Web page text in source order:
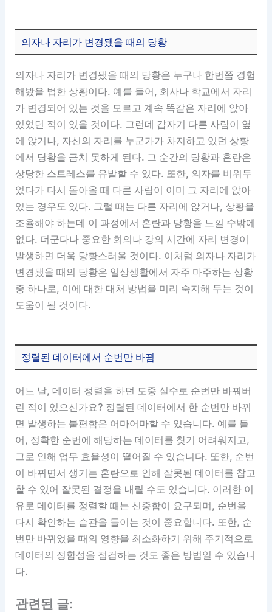
의자나 자리가 변경됐을 때의 당황
의자나 자리가 변경됐을 때의 당황은 누구나 한번쯤 경험
해봤을 법한 상황이다. 예를 들어, 회사나 학교에서 자리
가 변경되어 있는 것을 모르고 계속 똑같은 자리에 앉아
있었던 적이 있을 것이다. 그런데 갑자기 다른 사람이 옆
에 앉거나, 자신의 자리를 누군가가 차지하고 있던 상황
에서 당황을 금치 못하게 된다. 그 순간의 당황과 혼란은
상당한 스트레스를 유발할 수 있다. 또한, 의자를 비워두
었다가 다시 돌아올 때 다른 사람이 이미 그 자리에 앉아
있는 경우도 있다. 그럴 때는 다른 자리에 앉거나, 상황을
조율해야 하는데 이 과정에서 혼란과 당황을 느낄 수밖에
없다. 더군다나 중요한 회의나 강의 시간에 자리 변경이
발생하면 더욱 당황스러울 것이다. 이처럼 의자나 자리가
변경됐을 때의 당황은 일상생활에서 자주 마주하는 상황
중 하나로, 이에 대한 대처 방법을 미리 숙지해 두는 것이
도움이 될 것이다.
정렬된 데이터에서 순번만 바뀜
어느 날, 데이터 정렬을 하던 도중 실수로 순번만 바꿔버
린 적이 있으신가요? 정렬된 데이터에서 한 순번만 바뀌
면 발생하는 불편함은 어마어마할 수 있습니다. 예를 들
어, 정확한 순번에 해당하는 데이터를 찾기 어려워지고,
그로 인해 업무 효율성이 떨어질 수 있습니다. 또한, 순번
이 바뀌면서 생기는 혼란으로 인해 잘못된 데이터를 참고
할 수 있어 잘못된 결정을 내릴 수도 있습니다. 이러한 이
유로 데이터를 정렬할 때는 신중함이 요구되며, 순번을
다시 확인하는 습관을 들이는 것이 중요합니다. 또한, 순
번만 바뀌었을 때의 영향을 최소화하기 위해 주기적으로
데이터의 정합성을 점검하는 것도 좋은 방법일 수 있습니
다.
관련된 글: